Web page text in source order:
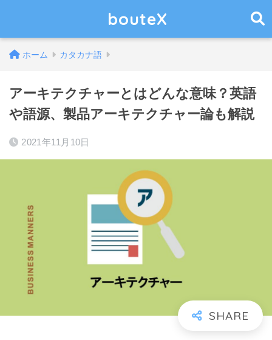
bouteX
ホーム カタカナ語
アーキテクチャーとはどんな意味？英語
や語源、製品アーキテクチャー論も解説
2021年11月10日